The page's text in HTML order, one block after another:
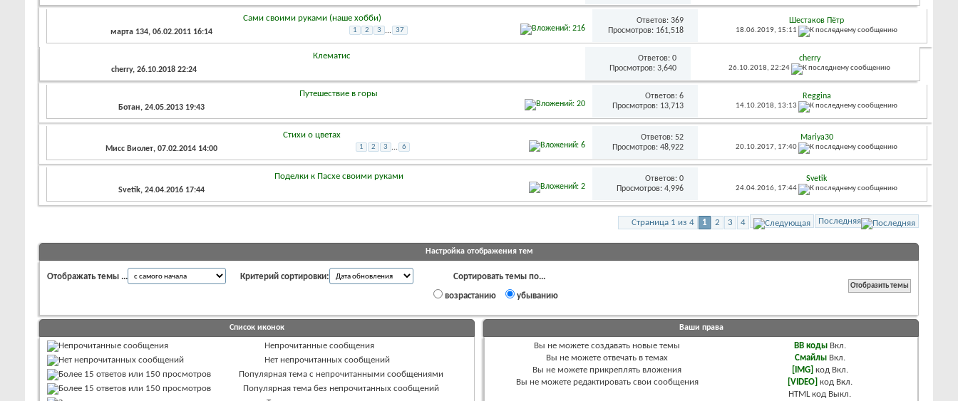
Сами своими руками (наше хобби)
марта 134, 06.02.2011 16:14 1 2 3 ... 37
Ответов:369
Просмотров: 161,518
Шестаков Пётр
18.06.2019, 15:11
Клематис
cherry, 26.10.2018 22:24
Ответов:0
Просмотров: 3,640
cherry
26.10.2018,22:24
Путешествие в горы
Ботан, 24.05.2013 19:43
Ответов:6
Просмотров: 13,713
Reggina
14.10.2018, 13:13
Стихи о цветах
Мисс Виолет, 07.02.2014 14:00 1 2 3 ... 6
Ответов:52
Просмотров: 48,922
Mariya30
20.10.2017, 17:40
Поделки к Пасхе своими руками
Svetik, 24.04.2016 17:44
Ответов:0
Просмотров: 4,996
Svetik
24.04.2016, 17:44
Страница 1 из 4 1 2 3 4 Последняя
Настройка отображения тем
Отображать темы ... Критерий сортировки: Сортировать темы по...
возрастанию убыванию
Список иконок
Непрочитанные сообщения
Нет непрочитанных сообщений
Популярная тема с непрочитанными сообщениями
Популярная тема без непрочитанных сообщений
Ваши права
Вы не можете создавать новые темы
Вы не можете отвечать в темах
Вы не можете прикреплять вложения
Вы не можетередактировать свои сообщения
BB коды Вкл.
Смайлы Вкл.
[IMG] код Вкл.
[VIDEO] код Вкл.
HTML код Выкл.